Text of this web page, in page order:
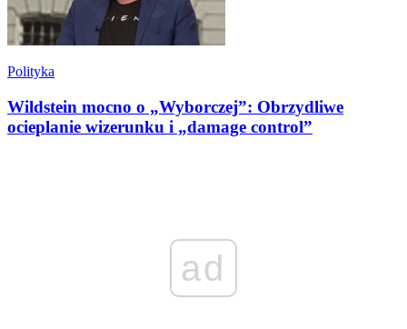
Polityka
Wildstein mocno o „Wyborczej”: Obrzydliwe
ocieplanie wizerunku i „damage control”
ad